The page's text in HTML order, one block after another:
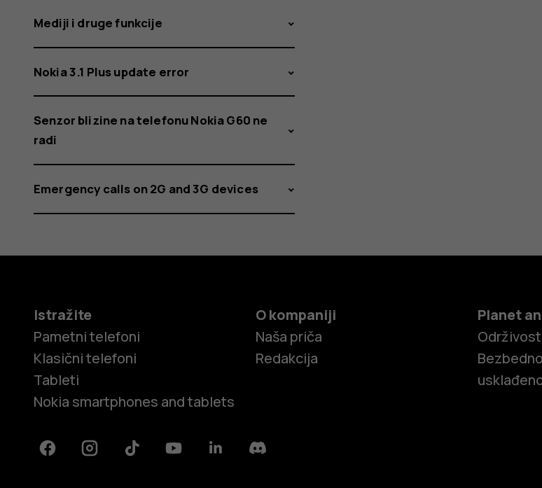
Mediji i druge funkcije
Nokia 3.1 Plus update error
Senzor blizine na telefonu Nokia G60 ne
radi
Emergency calls on 2G and 3G devices
Istražite
Pametni telefoni
Klasični telefoni
Tableti
Nokia smartphones and tablets
O kompaniji
Naša priča
Redakcija
Planet
Održivost
FacebookInstagramTiktok YoutubeLinkedinDiscord